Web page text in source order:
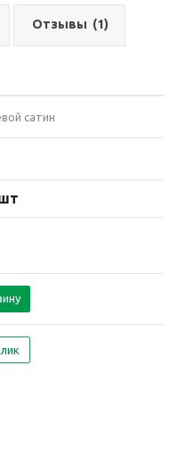
Отзывы (1)
сатин